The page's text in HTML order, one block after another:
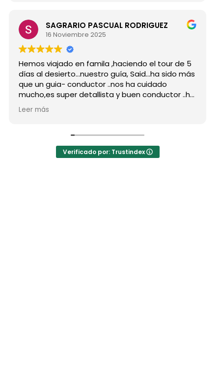
SAGRARIO PASCUAL RODRIGUEZ
16 Noviembre 2025
viajado en famila ,haciendo el tour de 5
al desierto...nuestro guía, Said...ha sido más
un guia- conductor ..nos ha cuidado
super detallista y buen conductor ..ha
atento a todas nuestras peticiones y
muchos lugares
a la agencia,..súper agradecida a Mila
más
grupo
Desde
Verificado por: Trustindex